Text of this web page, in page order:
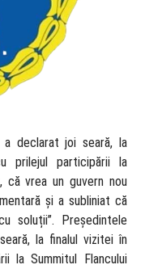
a declarat joi seară, la
prilejul participării la
că vrea un guvern nou
și a subliniat că
soluții”. Președintele
la finalul vizitei în
la Summitul Flancului